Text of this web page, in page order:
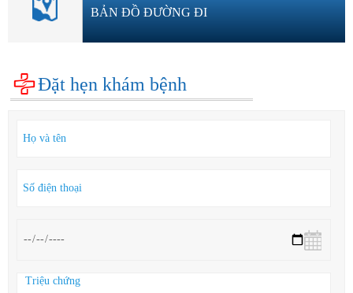
BẢN ĐỒ ĐƯỜNG ĐI
Đặt hẹn khám bệnh